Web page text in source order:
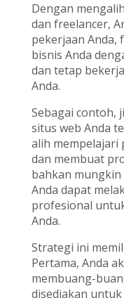
Dengan
dan freelancer,
pekerjaan Anda,
bisnis Anda
dan tetap
Anda.
Sebagai contoh,
situs web Anda
alih mempelajari
dan membuat
bahkan
Anda dapat
profesional
Anda.
Strategi ini
Pertama, Anda
membuang-
disediakan